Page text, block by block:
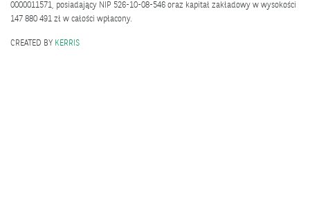
0000011571, posiadający NIP 526-10-08-546 oraz kapitał zakładowy w wysokości
147 880 491 zł w całości wpłacony.
CREATED BY KERRIS